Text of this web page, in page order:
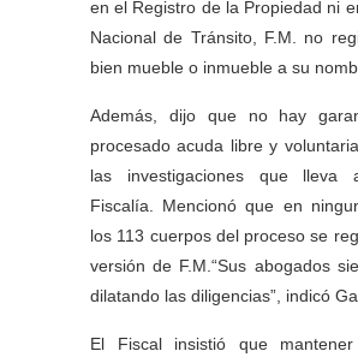
en el Registro de la Propiedad ni
Nacional de Tránsito, F.M. no
bien mueble o inmueble a su
Además, dijo que no hay
procesado acuda libre y
las investigaciones que lleva
Fiscalía. Mencionó que en
los 113 cuerpos del proceso se
versión de F.M.“Sus abogados
dilatando las diligencias”, indicó
El Fiscal insistió que